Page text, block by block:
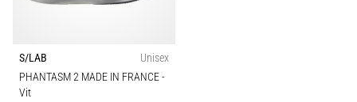
Kolhydratladdning:
påverkar
det
löpprestandan?
S/LAB
Unisex
PHANTASM 2 MADE IN FRANCE-
Vit